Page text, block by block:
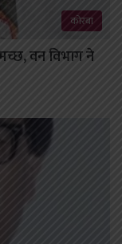
कोरबा
वन विभाग ने